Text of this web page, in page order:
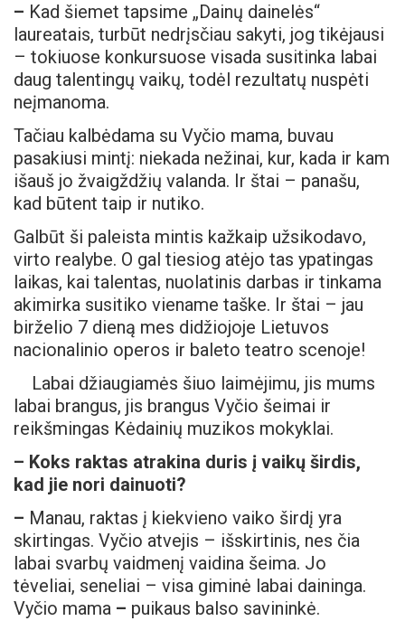
– Kad šiemet tapsime „Dainų dainelės“
laureatais, turbūt nedrįsčiau sakyti, jog tikėjausi
– tokiuose konkursuose visada susitinka labai
daug talentingų vaikų, todėl rezultatų nuspėti
neįmanoma.
Tačiau kalbėdama su Vyčio mama, buvau
pasakiusi mintį: niekada nežinai, kur, kada ir kam
išauš jo žvaigždžių valanda. Ir štai – panašu,
kad būtent taip ir nutiko.
Galbūt ši paleista mintis kažkaip užsikodavo,
virto realybe. O gal tiesiog atėjo tas ypatingas
laikas, kai talentas, nuolatinis darbas ir tinkama
akimirka susitiko viename taške. Ir štai – jau
birželio 7 dieną mes didžiojoje Lietuvos
nacionalinio operos ir baleto teatro scenoje!
Labai džiaugiamės šiuo laimėjimu, jis mums
labai brangus, jis brangus Vyčio šeimai ir
reikšmingas Kėdainių muzikos mokyklai.
– Koks raktas atrakina duris į vaikų širdis,
kad jie nori dainuoti?
– Manau, raktas į kiekvieno vaiko širdį yra
skirtingas. Vyčio atvejis – išskirtinis, nes čia
labai svarbų vaidmenį vaidina šeima. Jo
tėveliai, seneliai – visa giminė labai daininga.
Vyčio mama – puikaus balso savininkė.